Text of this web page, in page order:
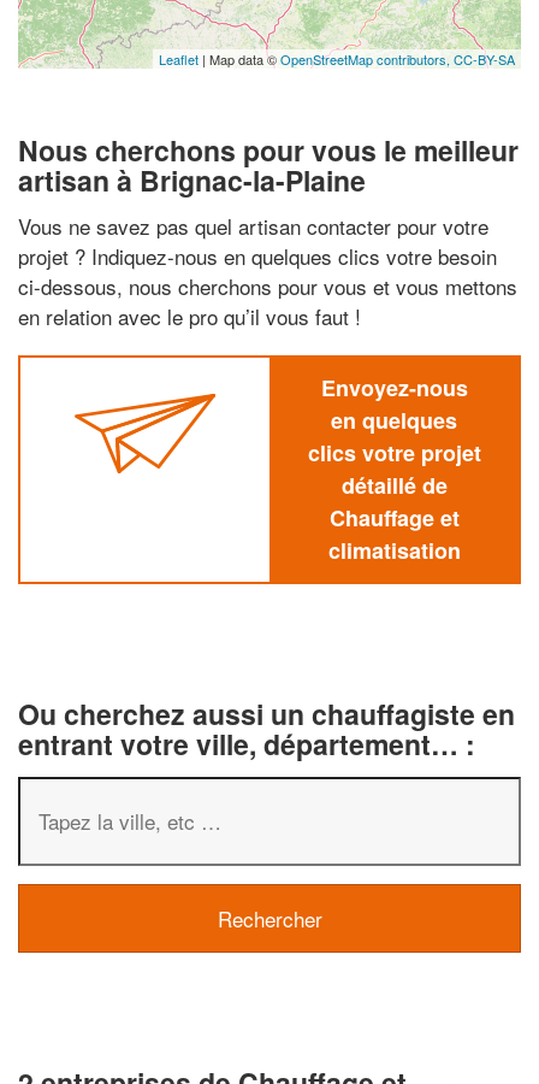
Leaflet | Map data ©OpenStreetMap contributors, CC-BY-SA
Nous cherchons pour vous le meilleur
artisan à Brignac-la-Plaine
Vous ne savez pas quel artisan contacter pour votre
projet ? Indiquez-nous en quelques clics votre besoin
ci-dessous, nous cherchons pour vous et vous mettons
en relation avec le pro qu’il vous faut !
Envoyez-nous
en quelques
clics votre projet
détaillé de
Chauffage et
climatisation
Ou cherchez aussi un chauffagiste en
entrant votre ville, département… :